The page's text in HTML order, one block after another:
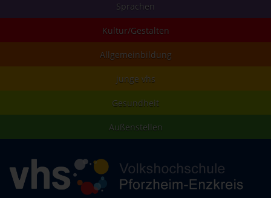
Sprachen
Kultur/Gestalten
Allgemeinbildung
junge vhs
Gesundheit
Außenstellen